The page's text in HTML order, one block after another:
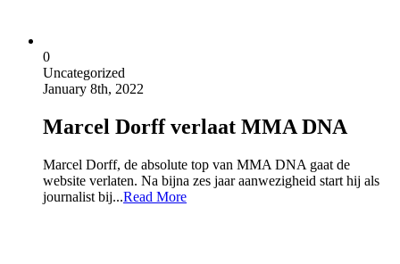
0
Uncategorized
January 8th, 2022
Marcel Dorff verlaat MMA DNA
Marcel Dorff, de absolute top van MMA DNA gaat de
website verlaten. Na bijna zes jaar aanwezigheid start hij als
journalist bij...Read More